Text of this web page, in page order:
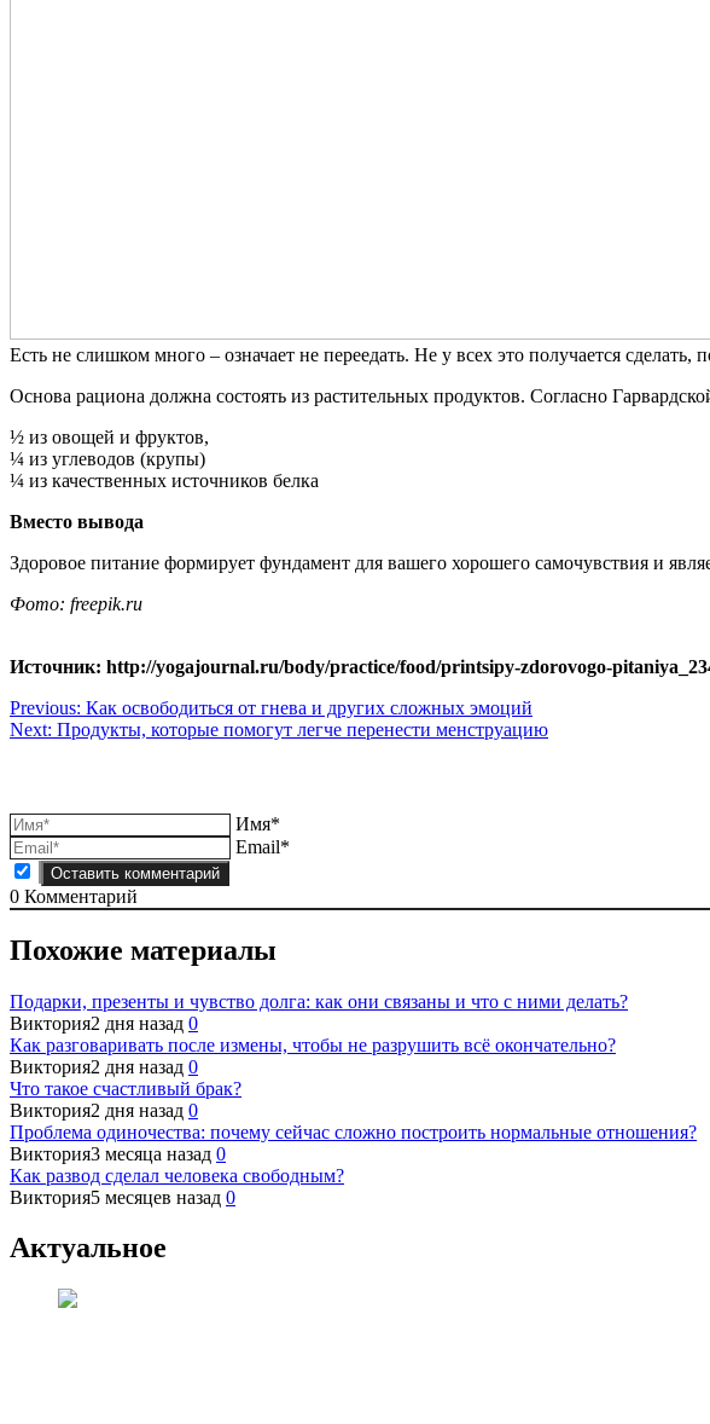
Есть не слишком много – означает не переедать. Не у всех это получается
Основа рациона должна состоять из растительных продуктов. Согласно
½ из овощей и фруктов,
¼ из углеводов (крупы)
¼ из качественных источников белка
Вместо вывода
Здоровое питание формирует фундамент для вашего хорошего самочувствия и
Фото: freepik.ru
Источник: http://yogajournal.ru/body/practice/food/printsipy-zdorovogo-
Навигация
по
Previous: Как освободиться от гнева и других сложных эмоций
Next: Продукты, которые помогут легче перенести менструацию
Имя*
Email*
0 Комментарий
Похожие материалы
Подарки, презенты и чувство долга: как они связаны и что с ними делать?
Виктория2 дня назад 0
Как разговаривать после измены, чтобы не разрушить всё окончательно?
Виктория2 дня назад 0
Что такое счастливый брак?
Виктория2 дня назад 0
Проблема одиночества: почему сейчас сложно построить нормальные отношения?
Виктория3 месяца назад 0
Как развод сделал человека свободным?
Виктория5 месяцев назад 0
Актуальное